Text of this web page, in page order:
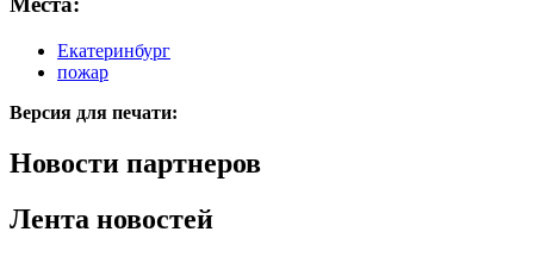
Екатеринбург
пожар
Версия для печати:
Новости партнеров
Лента новостей